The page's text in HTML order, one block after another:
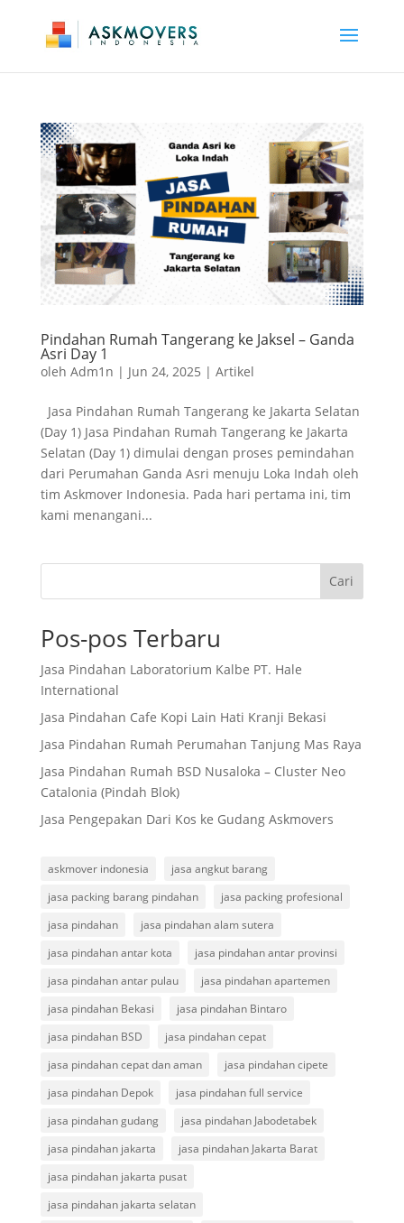
Pindahan Rumah Tangerang ke Jaksel – Ganda
Asri Day 1
oleh Adm1n | Jun 24, 2025 | Artikel
Jasa Pindahan Rumah Tangerang ke Jakarta Selatan
(Day 1) Jasa Pindahan Rumah Tangerang ke Jakarta
Selatan (Day 1) dimulai dengan proses pemindahan
dari Perumahan Ganda Asri menuju Loka Indah oleh
tim Askmover Indonesia. Pada hari pertama ini, tim
kami menangani...
Cari
Pos-pos Terbaru
Jasa Pindahan Laboratorium Kalbe PT. Hale
International
Jasa Pindahan Cafe Kopi Lain Hati Kranji Bekasi
Jasa Pindahan Rumah Perumahan Tanjung Mas Raya
Jasa Pindahan Rumah BSD Nusaloka – Cluster Neo
Catalonia (Pindah Blok)
Jasa Pengepakan Dari Kos ke Gudang Askmovers
askmover indonesia
jasa angkut barang
jasa packing barang pindahan
jasa packing profesional
jasa pindahan
jasa pindahan alam sutera
jasa pindahan antar kota
jasa pindahan antar provinsi
jasa pindahan antar pulau
jasa pindahan apartemen
jasa pindahan Bekasi
jasa pindahan Bintaro
jasa pindahan BSD
jasa pindahan cepat
jasa pindahan cepat dan aman
jasa pindahan cipete
jasa pindahan Depok
jasa pindahan full service
jasa pindahan gudang
jasa pindahan Jabodetabek
jasa pindahan jakarta
jasa pindahan Jakarta Barat
jasa pindahan jakarta pusat
jasa pindahan jakarta selatan